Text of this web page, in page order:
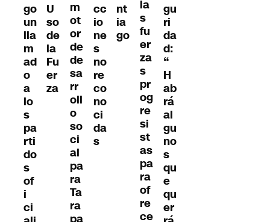
go
un
lla
m
ad
o
a
lo
s
pa
rti
do
s
of
i
ci
U
so
de
la
Fu
er
za
m
ot
or
de
de
sa
rr
oll
o
so
ci
al
pa
ra
Ta
ra
cc
io
ne
s
no
re
co
no
ci
da
s
nt
ia
go
la
s
fu
er
za
s
pr
og
re
si
st
as
pa
ra
of
re
ce
gu
ri
da
d:
“
H
ab
rá
al
gu
no
s
qu
e
qu
er